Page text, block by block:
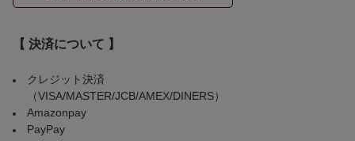
【 決済について 】
クレジット決済
（VISA/MASTER/JCB/AMEX/DINERS）
Amazonpay
PayPay